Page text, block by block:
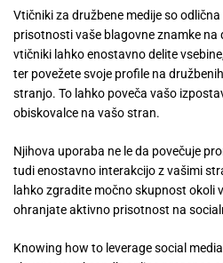
Vtičniki za družbene medije so
prisotnosti vaše blagovne znamke na
vtičniki lahko enostavno delite
ter povežete svoje profile na
stranjo. To lahko poveča vašo
obiskovalce na vašo stran.
Njihova uporaba ne le da povečuje
tudi enostavno interakcijo z vašimi
lahko zgradite močno skupnost okoli
ohranjate aktivno prisotnost na
Knowing how to leverage social